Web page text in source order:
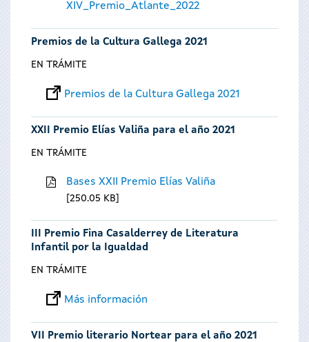
XIV_Premio_Atlante_2022
Premios de la Cultura Gallega 2021
EN TRÁMITE
Premios de la Cultura Gallega 2021
XXII Premio Elías Valiña para el año 2021
EN TRÁMITE
Bases XXII Premio Elías Valiña
250.05 KB
III Premio Fina Casalderrey de Literatura
Infantil por la Igualdad
EN TRÁMITE
Más información
VII Premio literario Nortear para el año 2021